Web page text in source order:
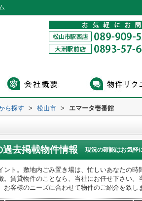
ら探す > 松山市 > エマータ壱番館
過去掲載物件情報 現況の確認はお気軽
ント。敷地内ごみ置き場は、忙しいあなたの
。賃貸物件のことなら、当社にお任せ下さい
お客様のニーズに合わせて物件のご紹介を致